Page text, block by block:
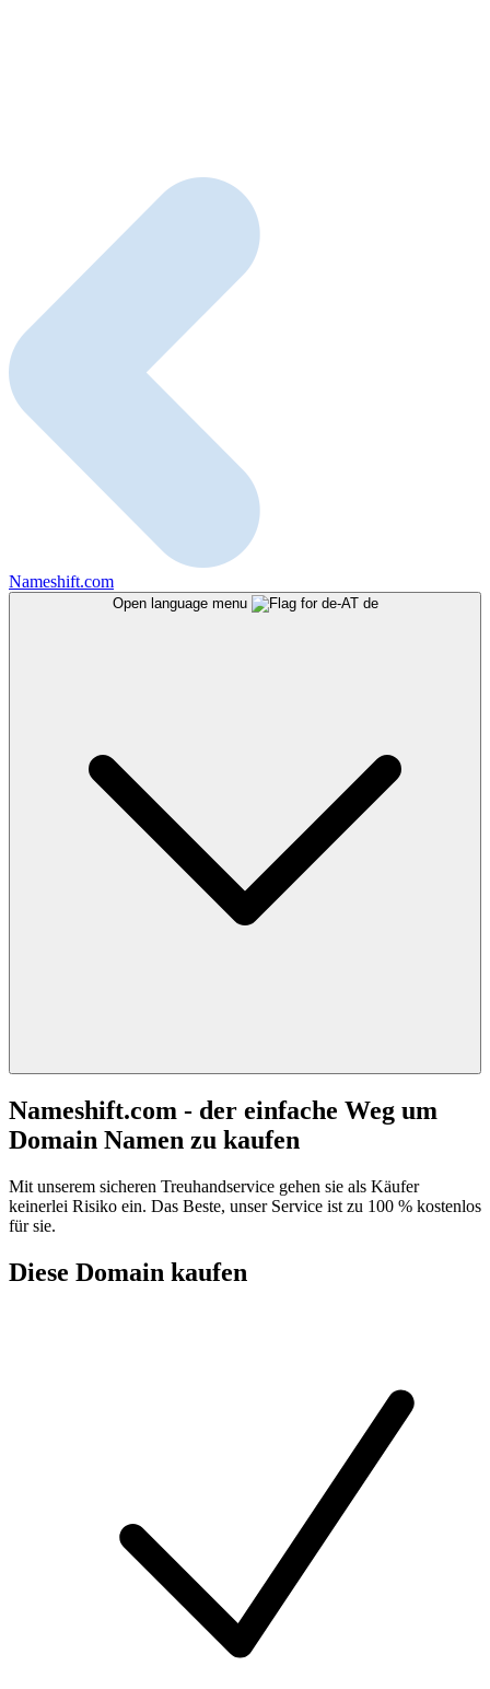
Nameshift.com
Open language menu de
Nameshift.com - der einfache Weg um
Domain Namen zu kaufen
Mit unserem sicheren Treuhandservice gehen sie als Käufer
keinerlei Risiko ein. Das Beste, unser Service ist zu 100 % kostenlos
für sie.
Diese Domain kaufen